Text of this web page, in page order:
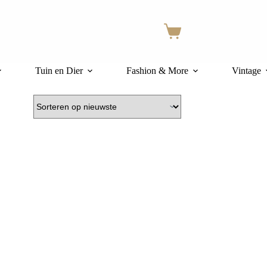
Winkelwagen
Tuin en Dier Fashion & More Vintage